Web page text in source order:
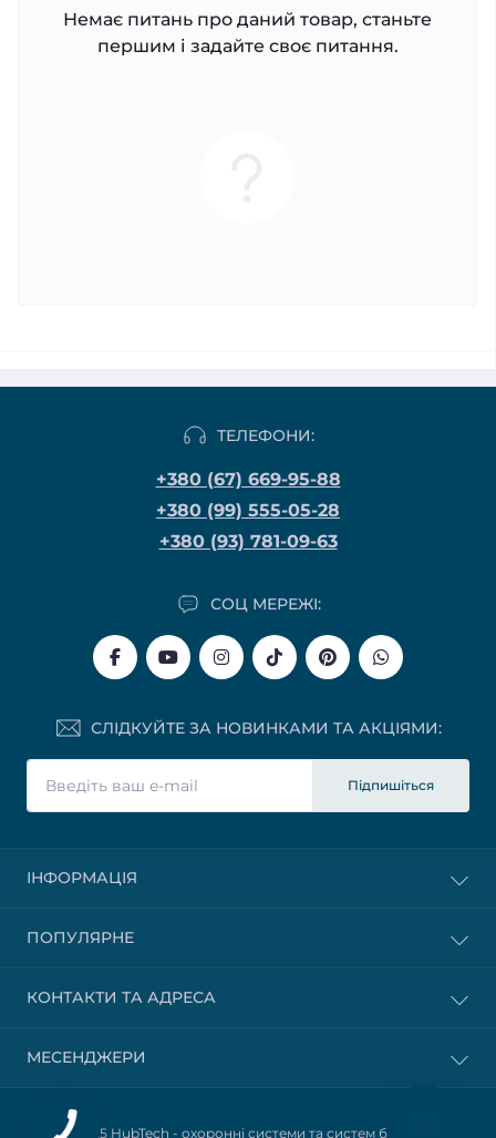
Немає питань про даний товар, станьте
першим і задайте своє питання.
ТЕЛЕФОНИ:
+380 (67) 669-95-88
+380 (99) 555-05-28
+380 (93) 781-09-63
СОЦ МЕРЕЖІ:
СЛІДКУЙТЕ ЗА НОВИНКАМИ ТА АКЦІЯМИ:
Підпишіться
ІНФОРМАЦІЯ
ПОПУЛЯРНЕ
КОНТАКТИ ТА АДРЕСА
МЕСЕНДЖЕРИ
© 2025 HubTech - охоронні системи та систем безпеки